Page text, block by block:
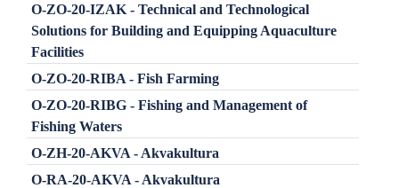
O-ZO-20-IZAK - Technical and Technological
Solutions for Building and Equipping Aquaculture
Facilities
O-ZO-20-RIBA - Fish Farming
O-ZO-20-RIBG - Fishing and Management of
Fishing Waters
O-ZH-20-AKVA - Akvakultura
O-RA-20-AKVA - Akvakultura